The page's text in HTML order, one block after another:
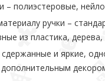
– полиэстеровые,
ручки –
из пластика,
сдержанные и яркие,